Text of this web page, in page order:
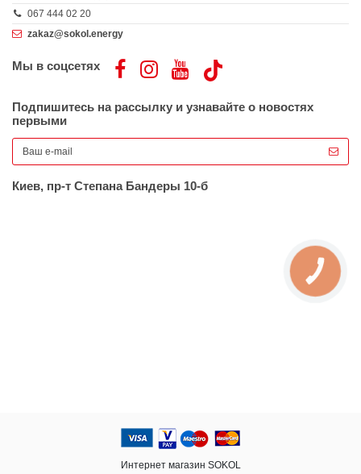
067 444 02 20
zakaz@sokol.energy
Мы в соцсетях
Подпишитесь на рассылку и узнавайте о новостях
первыми
Киев, пр-т Степана Бандеры 10-б
Интернет магазин SOKOL
КНОПКА
ЗВ'ЯЗКУ